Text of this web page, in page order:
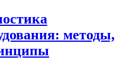
методы,